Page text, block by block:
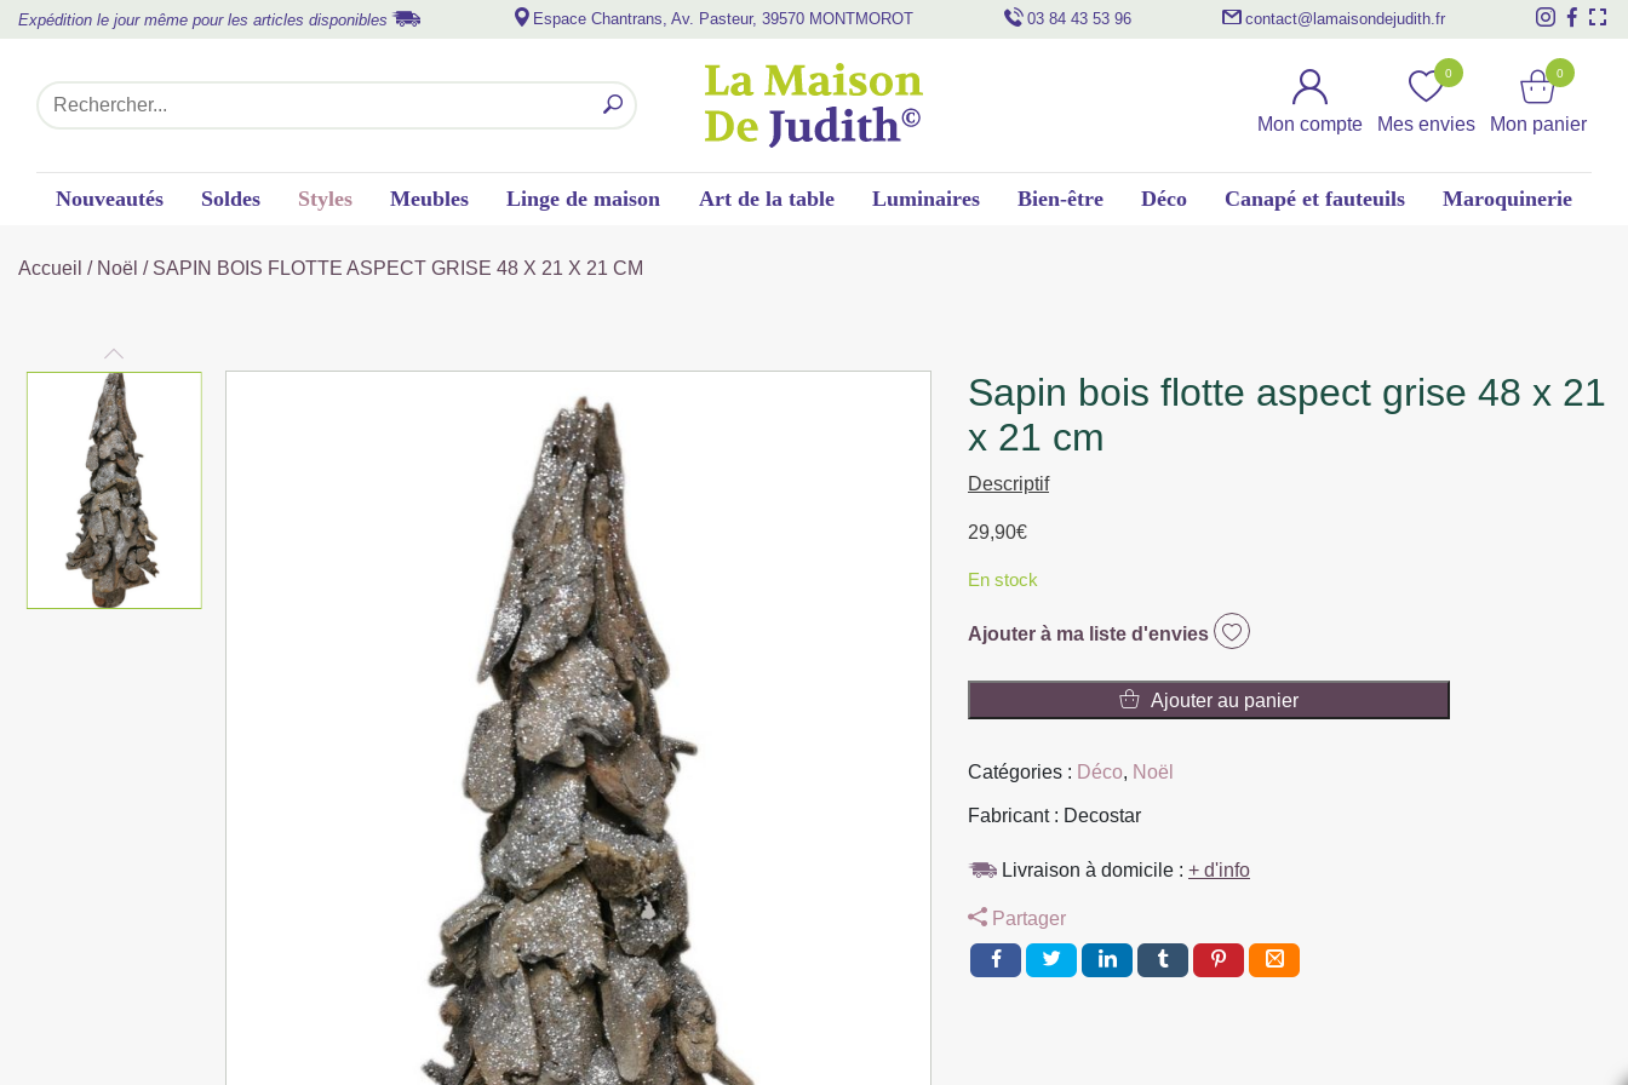
Expédition le jour même pour les articles disponibles Espace Chantrans, Av. Pasteur, 39570 MONTMOROT 03 84 43 53 96 contact@lamaisondejudith.fr
Mon compte Mes envies
0
Mon panier
0
Nouveautés Soldes Styles Meubles Linge de maison Art de la table Luminaires Bien-être Déco Canapé et fauteuils Maroquinerie
Accueil / Noël / SAPIN BOIS FLOTTE ASPECT GRISE 48 X 21 X 21 CM
sapin bois flotte aspect grise 48 x 21
x 21 cm
Descriptif
29,90€
En stock
Ajouter à ma liste d'envies
de
BOIS
FLOTTE
GRISE
X
21
X
Ajouter au panier
Catégories : Déco, Noël
Fabricant : Decostar
Livraison à domicile : + d'info
Partager